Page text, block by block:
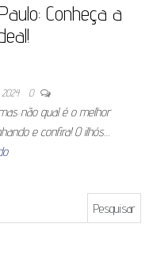
Conheça a
0
não qual é o melhor
e confira! O ilhós…